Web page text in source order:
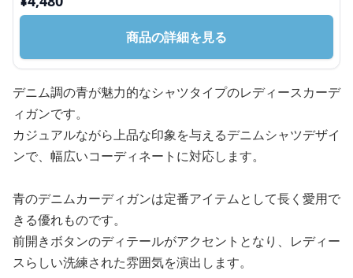
商品の詳細を見る
デニム調の青が魅力的なシャツタイプのレディースカーデ
ィガンです。
カジュアルながら上品な印象を与えるデニムシャツデザイ
ンで、幅広いコーディネートに対応します。
青のデニムカーディガンは定番アイテムとして長く愛用で
きる優れものです。
前開きボタンのディテールがアクセントとなり、レディー
スらしい洗練された雰囲気を演出します。